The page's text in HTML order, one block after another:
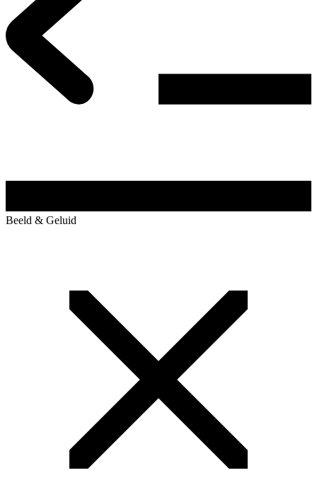
Beeld & Geluid